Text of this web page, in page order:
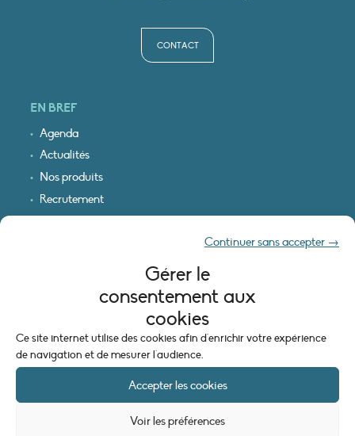
Gérer le
consentement aux
cookies
Ce site internet utilise des cookies afin d'enrichir votre expérience
de navigation et de mesurer l'audience.
Accepter les cookies
Continuer sans accepter →
Voir les préférences
CONTACT
EN BREF
Agenda
Actualités
Nos produits
Recrutement
Recevoir nos infos
INFORMATIONS LÉGALES
Mentions légales
Politique de cookies (UE)